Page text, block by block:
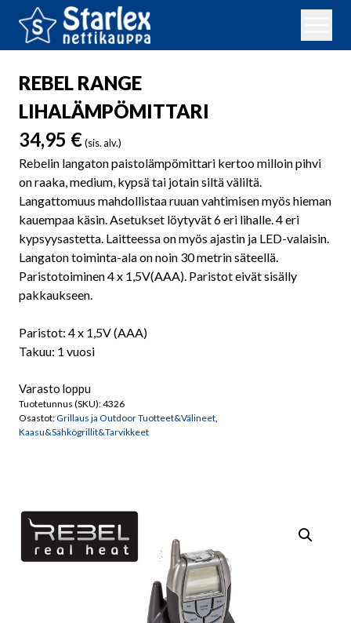
REBEL RANGE
LIHALÄMPÖMITTARI
34,95 €(sis. alv.)
Rebelin langaton paistolämpömittari kertoo milloin pihvi
on raaka, medium, kypsä tai jotain siltä väliltä.
Langattomuus mahdollistaa ruuan vahtimisen myös hieman
kauempaa käsin. Asetukset löytyvät 6 eri lihalle. 4 eri
kypsyysastetta. Laitteessa on myös ajastin ja LED-valaisin.
Langaton toiminta-ala on noin 30 metrin säteellä.
Paristotoiminen 4 x 1,5V(AAA). Paristot eivät sisälly
pakkaukseen.
Paristot: 4 x 1,5V (AAA)
Takuu: 1 vuosi
Varasto loppu
Tuotetunnus (SKU):4326
Osastot:Grillaus ja Outdoor Tuotteet&Välineet,
Kaasu&Sähkögrillit&Tarvikkeet